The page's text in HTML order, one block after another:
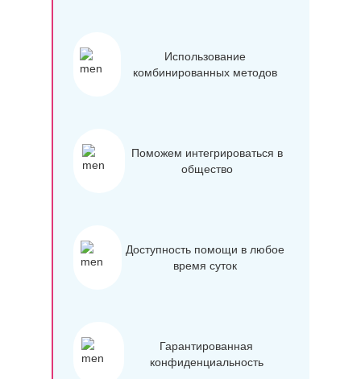
Использование
комбинированных методов
Поможем интегрироваться в
общество
Доступность помощи в любое
время суток
Гарантированная
конфиденциальность